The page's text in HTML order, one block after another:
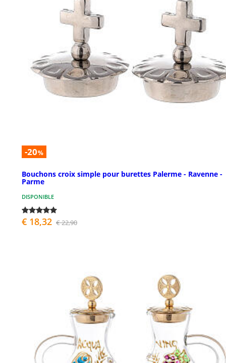
-20%
Bouchons croix simple pour burettes Palerme - Ravenne -
Parme
DISPONIBLE
€ 18,32 € 22,90